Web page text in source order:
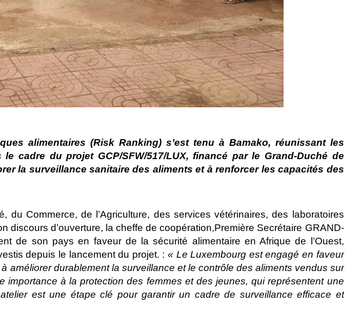
alimentaires (Risk Ranking) s’est tenu à Bamako, réunissant les
cadre du projet GCP/SFW/517/LUX, financé par le Grand-Duché de
la surveillance sanitaire des aliments et à renforcer les capacités des
du Commerce, de l’Agriculture, des services vétérinaires, des laboratoires
d’ouverture, la cheffe de coopération,Première Secrétaire GRAND-
de son pays en faveur de la sécurité alimentaire en Afrique de l’Ouest,
depuis le lancement du projet. : « Le Luxembourg est engagé en faveur
améliorer durablement la surveillance et le contrôle des aliments vendus sur
à la protection des femmes et des jeunes, qui représentent une
est une étape clé pour garantir un cadre de surveillance efficace et